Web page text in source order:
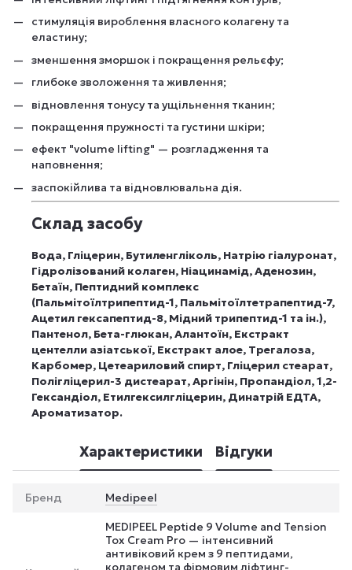
стимуляція вироблення власного колагену та
еластину;
зменшення зморшок і покращення рельєфу;
глибоке зволоження та живлення;
відновлення тонусу та ущільнення тканин;
покращення пружності та густини шкіри;
ефект "volume lifting" — розгладження та
наповнення;
заспокійлива та відновлювальна дія.
Склад засобу
Вода, Гліцерин, Бутиленгліколь, Натрію гіалуронат,
Гідролізований колаген, Ніацинамід, Аденозин,
Бетаїн, Пептидний комплекс
(Пальмітоїлтрипептид-1, Пальмітоїлтетрапептид-7,
Ацетил гексапептид-8, Мідний трипептид-1 та ін.),
Пантенол, Бета-глюкан, Алантоїн, Екстракт
центелли азіатської, Екстракт алое, Трегалоза,
Карбомер, Цетеариловий спирт, Гліцерил стеарат,
Полігліцерил-3 дистеарат, Аргінін, Пропандіол, 1,2-
Гександіол, Етилгексилгліцерин, Динатрій ЕДТА,
Ароматизатор.
Характеристики Відгуки
Бренд Medipeel
MEDIPEEL Peptide 9 Volume and Tension
Tox Cream Pro — інтенсивний
антивіковий крем з 9 пептидами,
колагеном та фірмовим ліфтинг-